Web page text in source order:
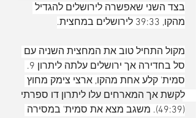
בצד השני שאפשרה לירושלים להגדיל
מהקו, 39:33 לירושלים במחצית.
מקול התחיל טוב את המחצית השניה עם
סל בחדירה אך ירושלים עלתה ליתרון 9.
סמית' קלע אחת מהקו, ארצי צימק מחוץ
לקשת אך המארחים עלו ליתרון דו ספרתי
(49:39). משגב מצא את סמית' במסירה